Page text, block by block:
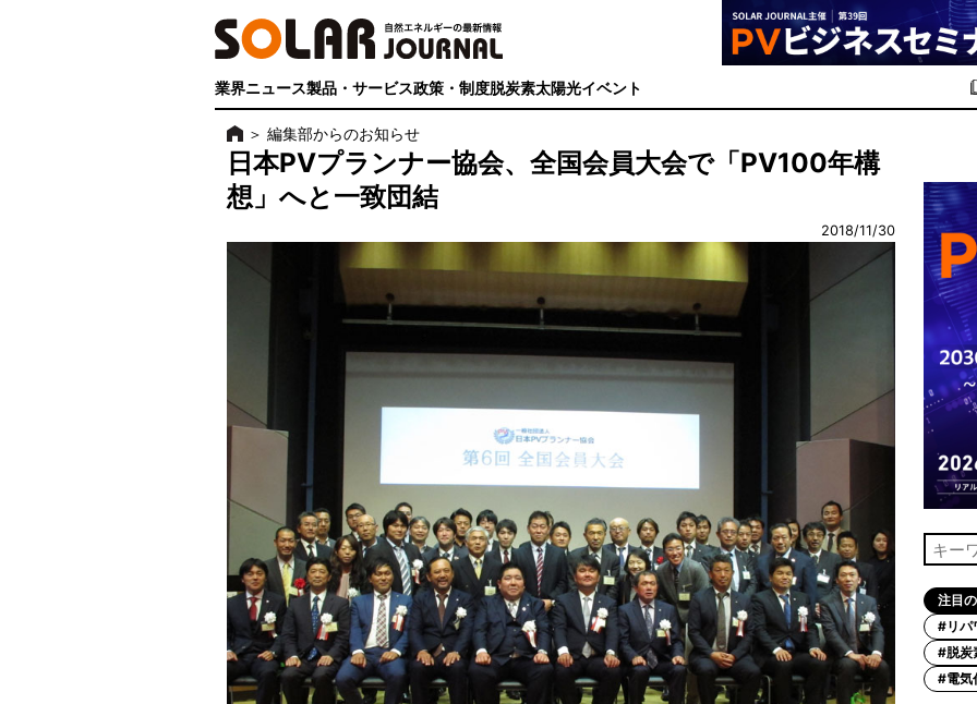
業界ニュース製品・サービス政策・制度脱炭素太陽光イベント
＞編集部からのお知らせ
日本PVプランナー協会、全国会員大会で「PV100年構
想」へと一致団結
2018/11/30
注目
#リパ
#脱炭
#電気